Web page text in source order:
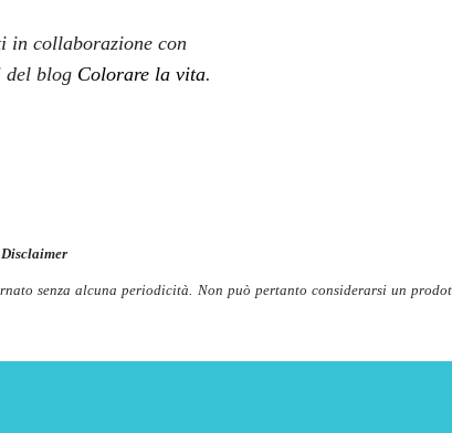
in collaborazione con
del blog Colorare la vita.
Disclaimer
senza alcuna periodicità. Non può pertanto considerarsi un